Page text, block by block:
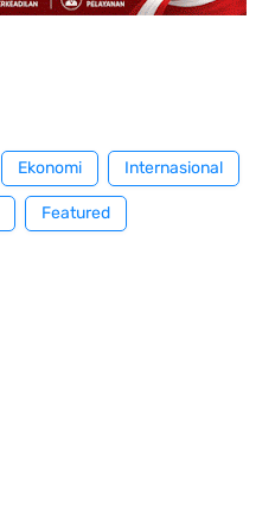
Ekonomi Internasional
Featured